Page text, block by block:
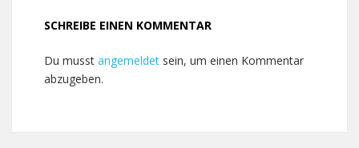
SCHREIBE EINEN KOMMENTAR
Du musst angemeldet sein, um einen Kommentar
abzugeben.